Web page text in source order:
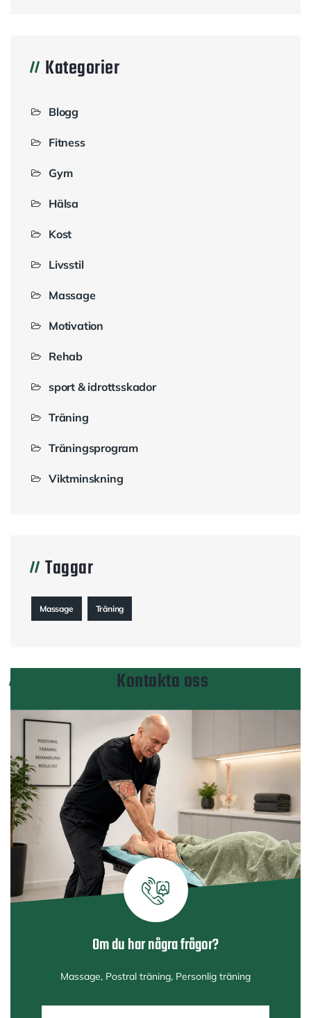
Kategorier
Blogg
Fitness
Gym
Hälsa
Kost
Livsstil
Massage
Motivation
Rehab
sport & idrottsskador
Träning
Träningsprogram
Viktminskning
Taggar
Massage Träning
Kontakta oss
Om du har några frågor?
Massage, Postral träning, Personlig träning